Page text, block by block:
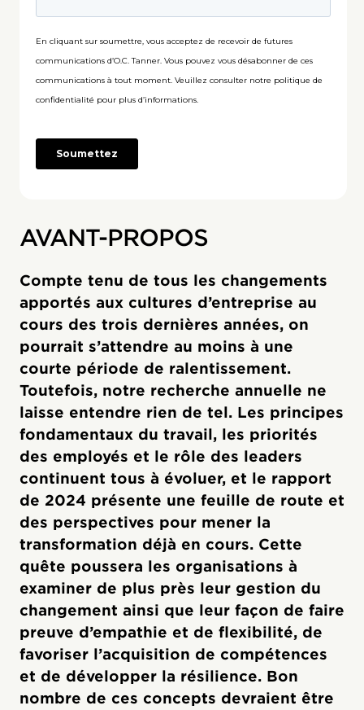
AVANT-PROPOS
Compte tenu de tous les changements
apportés aux cultures d’entreprise au
cours des trois dernières années, on
pourrait s’attendre au moins à une
courte période de ralentissement.
Toutefois, notre recherche annuelle ne
laisse entendre rien de tel. Les principes
fondamentaux du travail, les priorités
des employés et le rôle des leaders
continuent tous à évoluer, et le rapport
de 2024 présente une feuille de route et
des perspectives pour mener la
transformation déjà en cours. Cette
quête poussera les organisations à
examiner de plus près leur gestion du
changement ainsi que leur façon de faire
preuve d’empathie et de flexibilité, de
favoriser l’acquisition de compétences
et de développer la résilience. Bon
nombre de ces concepts devraient être